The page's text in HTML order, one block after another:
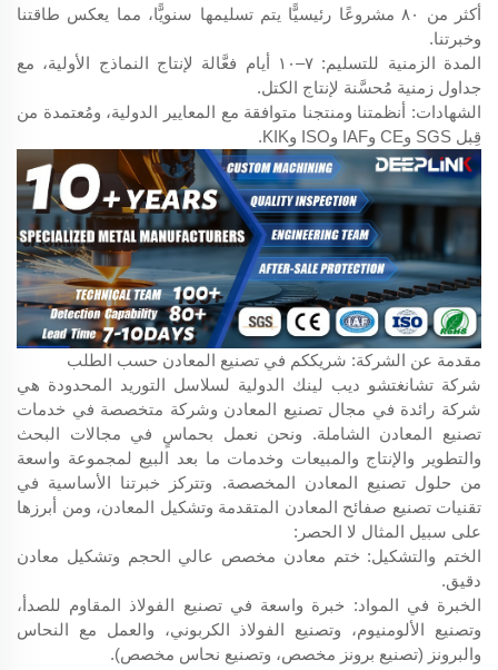
أكثر من ٨٠ مشروعًا رئيسيًّا يتم تسليمها سنويًّا، مما يعكس طاقتنا
وخبرتنا.
المدة الزمنية للتسليم: ٧–١٠ أيام فعَّالة لإنتاج النماذج الأولية، مع
جداول زمنية مُحسَّنة لإنتاج الكتل.
الشهادات: أنظمتنا ومنتجنا متوافقة مع المعايير الدولية، ومُعتمدة من
قِبل SGS وCE وIAF وISO وKIK.
مقدمة عن الشركة: شريككم في تصنيع المعادن حسب الطلب
شركة تشانغتشو ديب لينك الدولية لسلاسل التوريد المحدودة هي
شركة رائدة في مجال تصنيع المعادن وشركة متخصصة في خدمات
تصنيع المعادن الشاملة. ونحن نعمل بحماسٍ في مجالات البحث
والتطوير والإنتاج والمبيعات وخدمات ما بعد البيع لمجموعة واسعة
من حلول تصنيع المعادن المخصصة. وتتركز خبرتنا الأساسية في
تقنيات تصنيع صفائح المعادن المتقدمة وتشكيل المعادن، ومن أبرزها
على سبيل المثال لا الحصر:
الختم والتشكيل: ختم معادن مخصص عالي الحجم وتشكيل معادن
دقيق.
الخبرة في المواد: خبرة واسعة في تصنيع الفولاذ المقاوم للصدأ،
وتصنيع الألومنيوم، وتصنيع الفولاذ الكربوني، والعمل مع النحاس
والبرونز (تصنيع برونز مخصص، وتصنيع نحاس مخصص).